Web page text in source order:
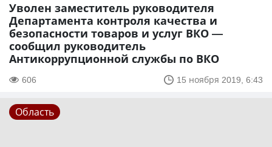
Уволен заместитель руководителя
Департамента контроля качества и
безопасности товаров и услуг ВКО —
сообщил руководитель
Антикоррупционной службы по ВКО
606 15 ноября 2019, 6:43
Область